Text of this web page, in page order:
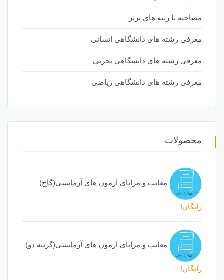
مصاحبه با رتبه های برتر
معرفی رشته های دانشگاهی انسانی
معرفی رشته های دانشگاهی تجربی
معرفی رشته های دانشگاهی ریاضی
محصولات
معایب و مزایای آزمون های آزمایشی(گاج)
رایگان!
معایب و مزایای آزمون های آزمایشی(گزینه دو)
رایگان!